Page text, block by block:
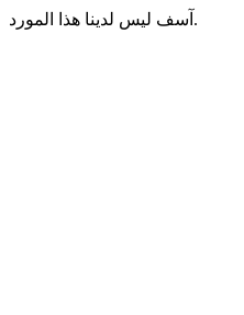
آسف ليس لدينا هذا المورد.